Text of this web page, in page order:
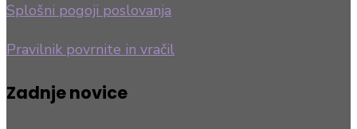
Splošni pogoji poslovanja
Pravilnik povrnite in vračil
Zadnje novice